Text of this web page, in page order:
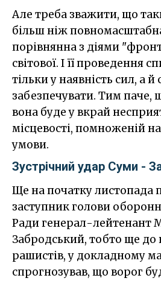
Але треба зважити, що
більш ніж
порівнянна з діями
світової. І її проведення
тільки у наявність сил, а
забезпечувати. Тим паче,
вона буде у вкрай
місцевості, помноженій
умови.
Зустрічний удар Суми -
Ще на початку листопада
заступник голови
Ради генерал-лейтенант
Забродський, тобто ще до
рашистів, у докладному
спрогнозував, що ворог